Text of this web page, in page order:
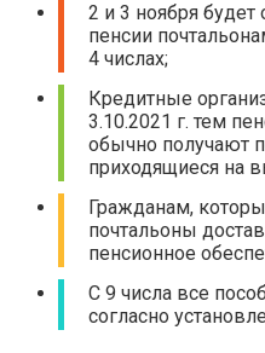
2 и 3 ноября будет
пенсии
4 числах;
Кредитные
3.10.2021 г. тем
обычно получают
приходящиеся на
Гражданам,
почтальоны
пенсионное
С 9 числа все
согласно